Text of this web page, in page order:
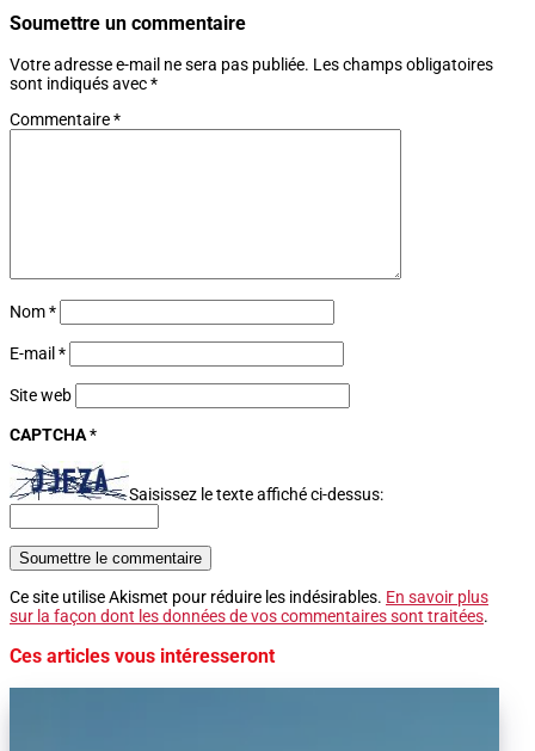
Soumettre un commentaire
Votre adresse e-mail ne sera pas publiée. Les champs obligatoires
sont indiqués avec*
Commentaire*
Nom*
E-mail *
Site web
CAPTCHA*
Saisissez le texte affiché ci-dessus:
Soumettre le commentaire
Ce site utilise Akismet pour réduire les indésirables. En savoir plus
sur la façon dont les données de vos commentaires sont traitées.
Ces articles vous intéresseront